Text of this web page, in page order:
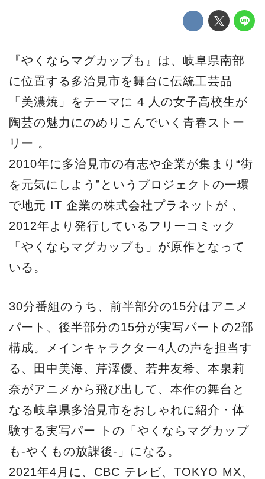
『やくならマグカップも』は、岐阜県南部
に位置する多治見市を舞台に伝統工芸品
「美濃焼」をテーマに 4 人の女子高校生が
陶芸の魅力にのめりこんでいく青春ストー
リー 。
2010年に多治見市の有志や企業が集まり“街
を元気にしよう”というプロジェクトの一環
で地元 IT 企業の株式会社プラネットが 、
2012年より発行しているフリーコミック
「やくならマグカップも」が原作となって
いる。
30分番組のうち、前半部分の15分はアニメ
パート、後半部分の15分が実写パートの2部
構成。メインキャラクター4人の声を担当す
る、田中美海、芹澤優、若井友希、本泉莉
奈がアニメから飛び出して、本作の舞台と
なる岐阜県多治見市をおしゃれに紹介・体
験する実写パー トの「やくならマグカップ
も-やくもの放課後-」になる。
2021年4月に、CBC テレビ、TOKYO MX、